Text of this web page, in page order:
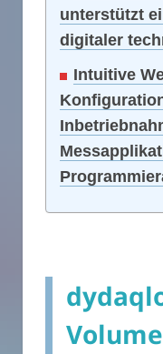
unterstützt
digitaler
Intuitive